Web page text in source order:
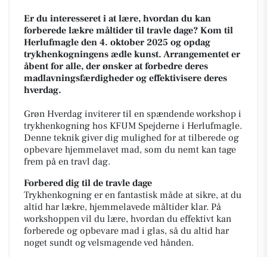
Er du interesseret i at lære, hvordan du kan
forberede lækre måltider til travle dage? Kom til
Herlufmagle den 4. oktober 2025 og opdag
trykhenkogningens ædle kunst. Arrangementet er
åbent for alle, der ønsker at forbedre deres
madlavningsfærdigheder og effektivisere deres
hverdag.
Grøn Hverdag inviterer til en spændende workshop i
trykhenkogning hos KFUM Spejderne i Herlufmagle.
Denne teknik giver dig mulighed for at tilberede og
opbevare hjemmelavet mad, som du nemt kan tage
frem på en travl dag.
Forbered dig til de travle dage
Trykhenkogning er en fantastisk måde at sikre, at du
altid har lækre, hjemmelavede måltider klar. På
workshoppen vil du lære, hvordan du effektivt kan
forberede og opbevare mad i glas, så du altid har
noget sundt og velsmagende ved hånden.